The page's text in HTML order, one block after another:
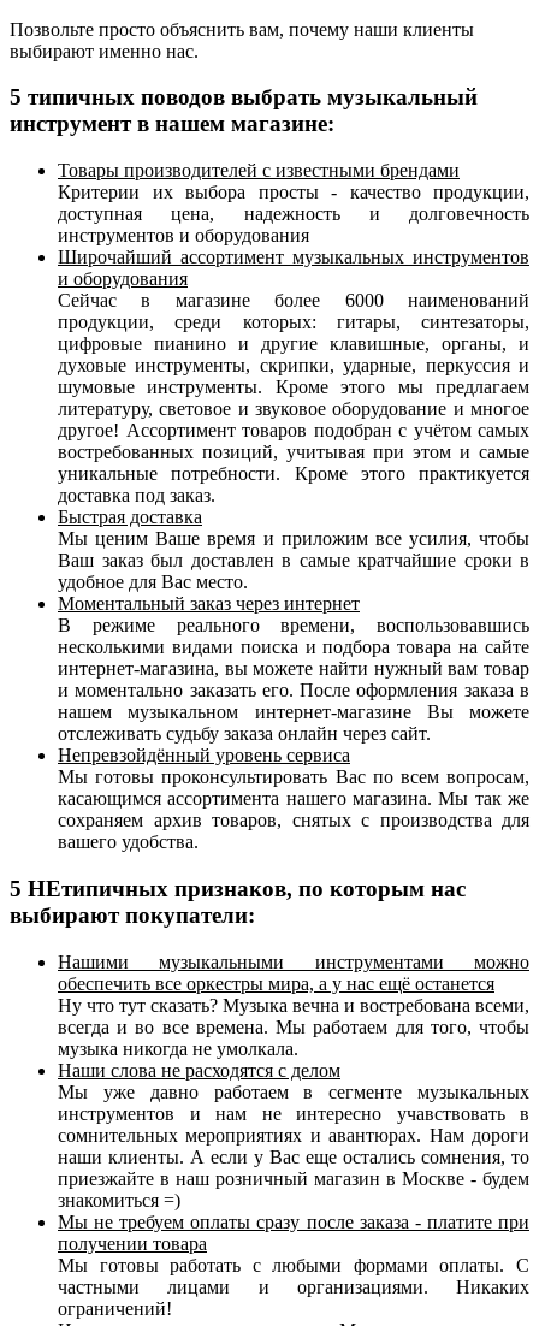
Позвольте просто объяснить вам, почему наши клиенты
выбирают именно нас.
5 типичных поводов выбрать музыкальный
инструмент в нашем магазине:
Товары производителей с известными брендами
Критерии их выбора просты - качество продукции,
доступная цена, надежность и долговечность
инструментов и оборудования
Широчайший ассортимент музыкальных инструментов
и оборудования
Сейчас в магазине более 6000 наименований
продукции, среди которых: гитары, синтезаторы,
цифровые пианино и другие клавишные, органы, и
духовые инструменты, скрипки, ударные, перкуссия и
шумовые инструменты. Кроме этого мы предлагаем
литературу, световое и звуковое оборудование и многое
другое! Ассортимент товаров подобран с учётом самых
востребованных позиций, учитывая при этом и самые
уникальные потребности. Кроме этого практикуется
доставка под заказ.
Быстрая доставка
Мы ценим Ваше время и приложим все усилия, чтобы
Ваш заказ был доставлен в самые кратчайшие сроки в
удобное для Вас место.
Моментальный заказ через интернет
В режиме реального времени, воспользовавшись
несколькими видами поиска и подбора товара на сайте
интернет-магазина, вы можете найти нужный вам товар
и моментально заказать его. После оформления заказа в
нашем музыкальном интернет-магазине Вы можете
отслеживать судьбу заказа онлайн через сайт.
Непревзойдённый уровень сервиса
Мы готовы проконсультировать Вас по всем вопросам,
касающимся ассортимента нашего магазина. Мы так же
сохраняем архив товаров, снятых с производства для
вашего удобства.
5 НЕтипичных признаков, по которым нас
выбирают покупатели:
Нашими музыкальными инструментами можно
обеспечить все оркестры мира, а у нас ещё останется
Ну что тут сказать? Музыка вечна и востребована всеми,
всегда и во все времена. Мы работаем для того, чтобы
музыка никогда не умолкала.
Наши слова не расходятся с делом
Мы уже давно работаем в сегменте музыкальных
инструментов и нам не интересно учавствовать в
сомнительных мероприятиях и авантюрах. Нам дороги
наши клиенты. А если у Вас еще остались сомнения, то
приезжайте в наш розничный магазин в Москве - будем
знакомиться =)
Мы не требуем оплаты сразу после заказа - платите при
получении товара
Мы готовы работать с любыми формами оплаты. С
частными лицами и организациями. Никаких
ограничений!